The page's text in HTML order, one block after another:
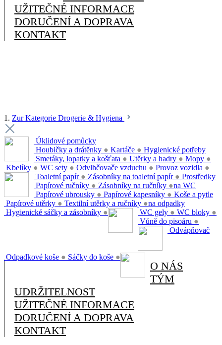
UŽITEČNÉ INFORMACE
DORUČENÍ A DOPRAVA
KONTAKT
1. Zur Kategorie Drogerie & Hygiena
Úklidové pomůcky
Houbičky a drátěnky ● Kartáče ●
Smetáky, lopatky a košťata ● Utěrky a hadry ● Mopy ●
Kbelíky ● WC sety ● Odvlhčovače vzduchu ● Provoz vozidla ●
Hygienické potřeby
Toaletní papír ● Zásobníky na toaletní papír ●
Papírové ručníky ● Zásobníky na ručníky ●
Papírové ubrousky ● Papírové kapesníky ●
Papírové utěrky ● Textilní utěrky a ručníky ●
Hygienické sáčky a zásobníky ●
Prostředky
na WC
WC gely ● WC bloky ●
Vůně do pisoáru ●
Koše a pytle
na odpadky
Odpadkové koše ● Sáčky do koše ●
Odvápňovač
O NÁS
TÝM
UDRŽITELNOST
UŽITEČNÉ INFORMACE
DORUČENÍ A DOPRAVA
KONTAKT